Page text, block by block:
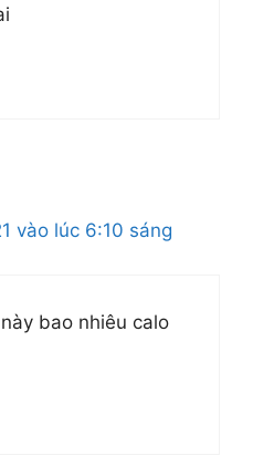
vào lúc 6:10 sáng
bao nhiêu calo